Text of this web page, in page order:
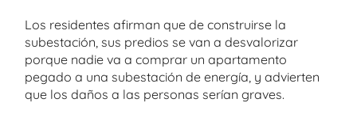
Los residentes afirman que de construirse la
subestación, sus predios se van a desvalorizar
porque nadie va a comprar un apartamento
pegado a una subestación de energía, y advierten
que los daños a las personas serían graves.